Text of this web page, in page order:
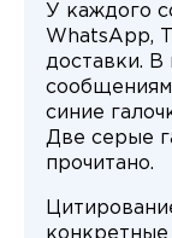
У каждого
WhatsApp,
доставки. В
синие
Две серые
прочитано.